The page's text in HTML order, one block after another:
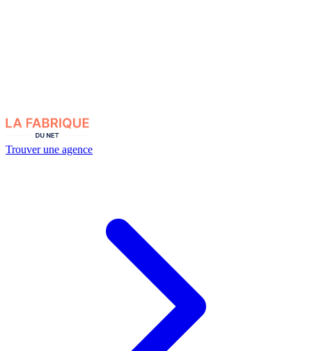
Trouver une agence